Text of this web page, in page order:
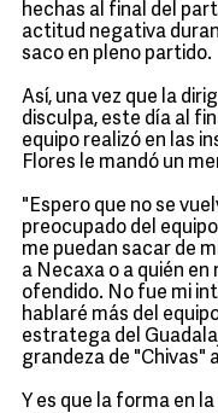
hechas al final del
actitud negativa
saco en pleno partido.
Así, una vez que la
disculpa, este día al
equipo realizó en las
Flores le mandó un
"Espero que no se
preocupado del
me puedan sacar de
a Necaxa o a quién
ofendido. No fue mi
hablaré más del
estratega del
grandeza de "Chivas"
Y es que la forma en